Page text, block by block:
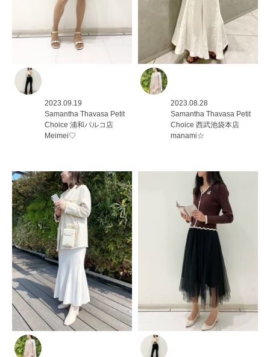
2023.09.19
Samantha Thavasa Petit
Choice 浦和パルコ店
Meimei♡
2023.08.28
Samantha Thavasa Petit
Choice 西武池袋本店
manami☆